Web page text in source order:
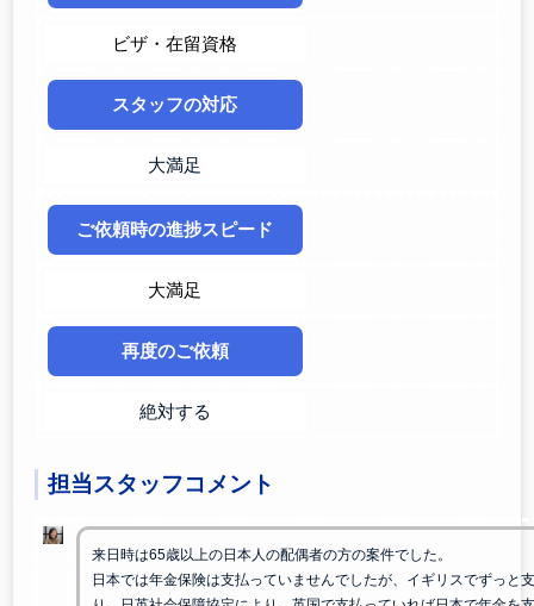
ビザ・在留資格
スタッフの対応
大満足
ご依頼時の進捗スピード
大満足
再度のご依頼
絶対する
担当スタッフコメント
来日時は65歳以上の日本人の配偶者の方の案件でした。
日本では年金保険は支払っていませんでしたが、イギリスでずっと